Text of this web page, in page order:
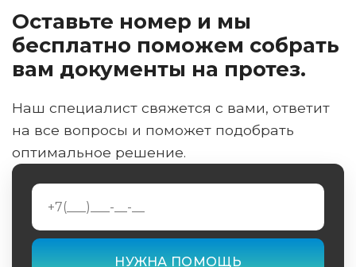
Оставьте номер и мы
бесплатно поможем собрать
вам документы на протез.
Наш специалист свяжется с вами, ответит
на все вопросы и поможет подобрать
оптимальное решение.